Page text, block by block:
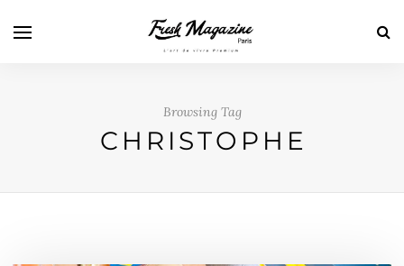
Browsing Tag
CHRISTOPHE